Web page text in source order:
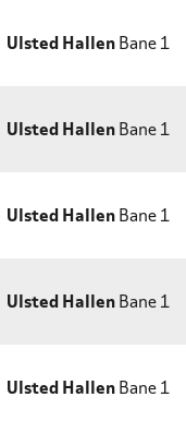
Ulsted Hallen Bane 1
Ulsted Hallen Bane 1
Ulsted Hallen Bane 1
Ulsted Hallen Bane 1
Ulsted Hallen Bane 1